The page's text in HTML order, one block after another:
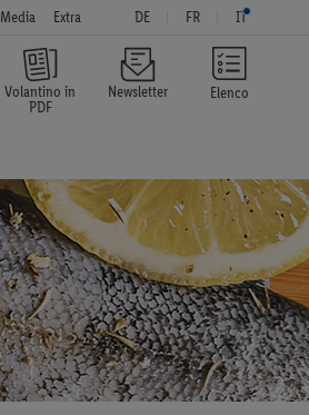
Elenco
Media Extra DE FR IT
Volantino in
PDF
Newsletter